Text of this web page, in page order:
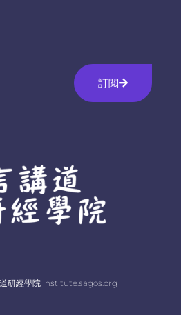
訂閱
研經學院 institute.sagos.org